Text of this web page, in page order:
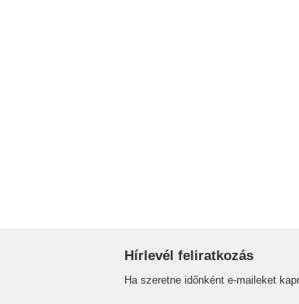
Hírlevél feliratkozás
Ha szeretne időnként e-maileket